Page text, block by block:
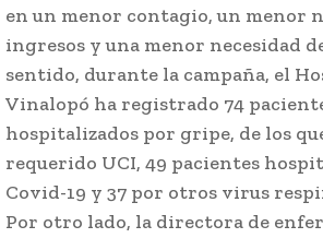
en un menor contagio, un menor
ingresos y una menor necesidad
sentido, durante la campaña, el
Vinalopó ha registrado 74
hospitalizados por gripe, de los
requerido UCI, 49 pacientes
Covid-19 y 37 por otros virus
Por otro lado, la directora de